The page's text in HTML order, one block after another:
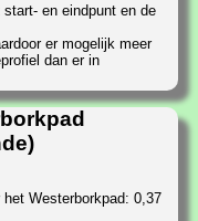
en eindpunt en de
er mogelijk meer
dan er in
Westerborkpad: 0,37